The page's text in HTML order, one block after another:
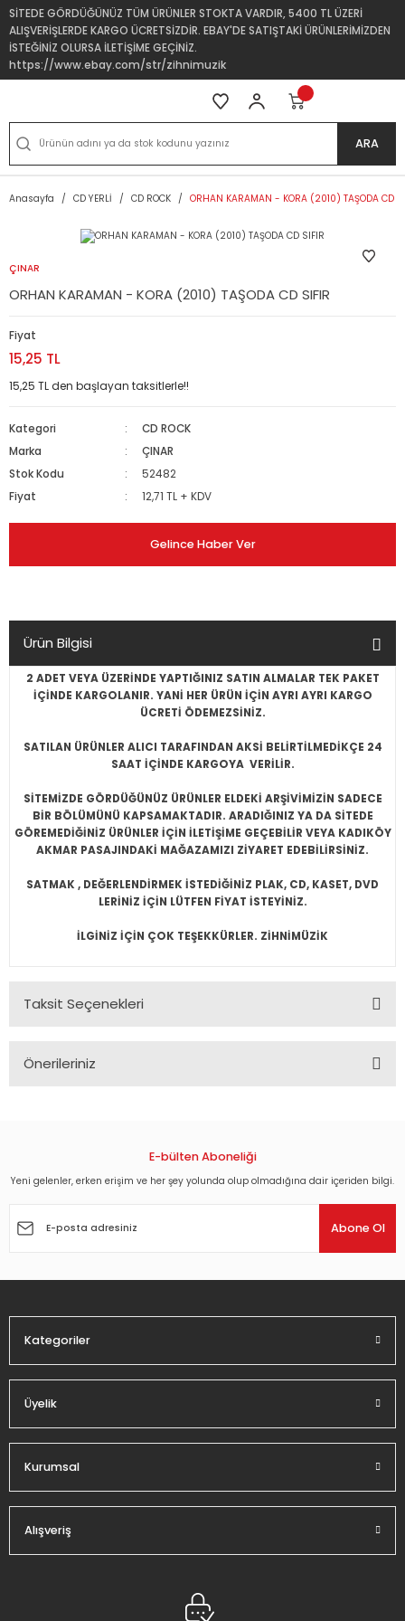
SİTEDE GÖRDÜĞÜNÜZ TÜM ÜRÜNLER STOKTA VARDIR, 5400 TL ÜZERİ
ALIŞVERİŞLERDE KARGO ÜCRETSİZDİR. EBAY'DE SATIŞTAKİ ÜRÜNLERİMİZDEN
İSTEĞİNİZ OLURSA İLETİŞİME GEÇİNİZ.
https://www.ebay.com/str/zihnimuzik
ARA
Anasayfa CD YERLİ CD ROCK ORHAN KARAMAN - KORA (2010) TAŞODA CD
ÇINAR
ORHAN KARAMAN - KORA (2010) TAŞODA CD SIFIR
Fiyat
15,25 TL
15,25 TL den başlayan taksitlerle!!
Kategori
CD ROCK
Marka
ÇINAR
Stok Kodu
52482
Fiyat
12,71 TL + KDV
Gelince Haber Ver
Ürün Bilgisi
2 ADET VEYA ÜZERİNDE YAPTIĞINIZ SATIN ALMALAR TEK PAKET
İÇİNDE KARGOLANIR. YANİ HER ÜRÜN İÇİN AYRI AYRI KARGO
ÜCRETİ ÖDEMEZSİNİZ.
SATILAN ÜRÜNLER ALICI TARAFINDAN AKSİ BELİRTİLMEDİKÇE 24
SAAT İÇİNDE KARGOYA VERİLİR.
SİTEMİZDE GÖRDÜĞÜNÜZ ÜRÜNLER ELDEKİ ARŞİVİMİZİN SADECE
BİR BÖLÜMÜNÜ KAPSAMAKTADIR. ARADIĞINIZ YA DA SİTEDE
GÖREMEDİĞİNİZ ÜRÜNLER İÇİN İLETİŞİME GEÇEBİLİR VEYA KADIKÖY
AKMAR PASAJINDAKİ MAĞAZAMIZI ZİYARET EDEBİLİRSİNİZ.
SATMAK , DEĞERLENDİRMEK İSTEDİĞİNİZ PLAK, CD, KASET, DVD
LERİNİZ İÇİN LÜTFEN FİYAT İSTEYİNİZ.
İLGİNİZ İÇİN ÇOK TEŞEKKÜRLER. ZİHNİMÜZİK
Taksit Seçenekleri
Önerileriniz
Görüş ve önerileriniz için teşekkür ederiz.
Ürün açıklamasında eksik bilgiler bulunuyor.
E-bülten Aboneliği
Yeni gelenler, erken erişim ve her şey yolunda olup olmadığına dair içeriden bilgi.
Abone Ol
Kategoriler
Üyelik
Kurumsal
Alışveriş